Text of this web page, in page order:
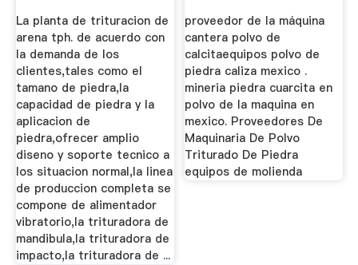
En Polvo ...
La planta de trituracion de
arena tph. de acuerdo con
la demanda de los
clientes,tales como el
tamano de piedra,la
capacidad de piedra y la
aplicacion de
piedra,ofrecer amplio
diseno y soporte tecnico a
los situacion normal,la linea
de produccion completa se
compone de alimentador
vibratorio,la trituradora de
mandibula,la trituradora de
impacto,la trituradora de ...
México
proveedor de la máquina
cantera polvo de
calcitaequipos polvo de
piedra caliza mexico .
mineria piedra cuarcita en
polvo de la maquina en
mexico. Proveedores De
Maquinaria De Polvo
Triturado De Piedra
equipos de molienda